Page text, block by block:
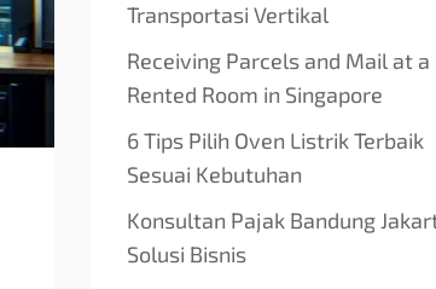
Transportasi Vertikal
Receiving Parcels and Mail at a
Rented Room in Singapore
6 Tips Pilih Oven Listrik Terbaik
Sesuai Kebutuhan
Konsultan Pajak Bandung
Solusi Bisnis